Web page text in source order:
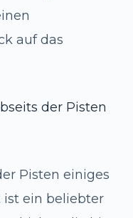
auf das
der Pisten
Pisten einiges
ist ein beliebter